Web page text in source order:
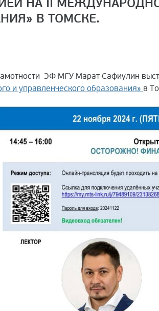
НА II
В ТОМСКЕ.
ЭФ МГУ Марат Сафиулин
и управленческого образования» в